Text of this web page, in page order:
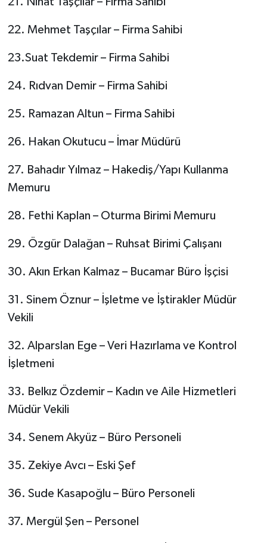
22. Mehmet Taşçılar – Firma Sahibi
23.Suat Tekdemir – Firma Sahibi
24. Rıdvan Demir – Firma Sahibi
25. Ramazan Altun – Firma Sahibi
26. Hakan Okutucu – İmar Müdürü
27. Bahadır Yılmaz – Hakediş/Yapı Kullanma
Memuru
28. Fethi Kaplan – Oturma Birimi Memuru
29. Özgür Dalağan – Ruhsat Birimi Çalışanı
30. Akın Erkan Kalmaz – Bucamar Büro İşçisi
31. Sinem Öznur – İşletme ve İştirakler Müdür
Vekili
32. Alparslan Ege – Veri Hazırlama ve Kontrol
İşletmeni
33. Belkız Özdemir – Kadın ve Aile Hizmetleri
Müdür Vekili
34. Senem Akyüz – Büro Personeli
35. Zekiye Avcı – Eski Şef
36. Sude Kasapoğlu – Büro Personeli
37. Mergül Şen – Personel